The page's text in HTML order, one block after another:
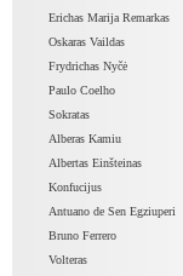
Erichas Marija Remarkas
Oskaras Vaildas
Frydrichas Nyčė
Paulo Coelho
Sokratas
Alberas Kamiu
Albertas Einšteinas
Konfucijus
Antuano de Sen Egziuperi
Bruno Ferrero
Volteras